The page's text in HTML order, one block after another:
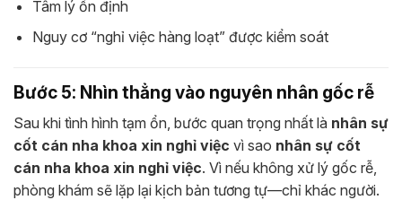
Tâm lý ổn định
Nguy cơ “nghỉ việc hàng loạt” được kiểm soát
Bước 5: Nhìn thẳng vào nguyên nhân gốc rễ
Sau khi tình hình tạm ổn, bước quan trọng nhất là nhân sự
cốt cán nha khoa xin nghỉ việc vì sao nhân sự cốt
cán nha khoa xin nghỉ việc. Vì nếu không xử lý gốc rễ,
phòng khám sẽ lặp lại kịch bản tương tự—chỉ khác người.